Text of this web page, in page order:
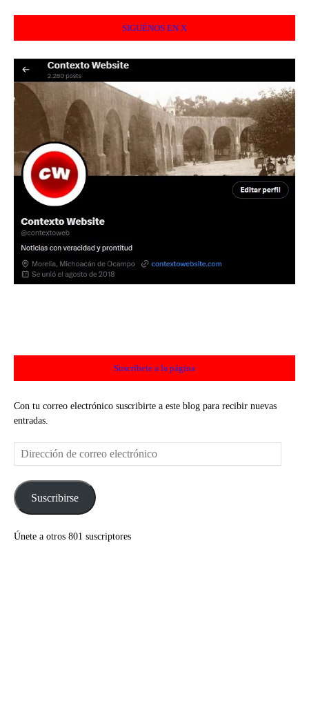
SIGUÉNOS EN X
Suscríbete a la página
Con tu correo electrónico suscribirte a este blog para recibir nuevas
entradas.
Dirección
de
correo
electrónicoSuscribirse
Únete a otros 801 suscriptores